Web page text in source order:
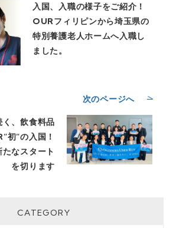
入国、入職の様子をご紹介！
OURフィリピンから埼玉県の
特別養護老人ホームへ入職し
ました。
次のページへ
、飲食料品
初”の入国！
なスタート
を切ります
CATEGORY